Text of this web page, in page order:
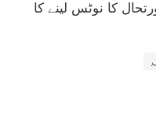
کا نوٹس لینے کا